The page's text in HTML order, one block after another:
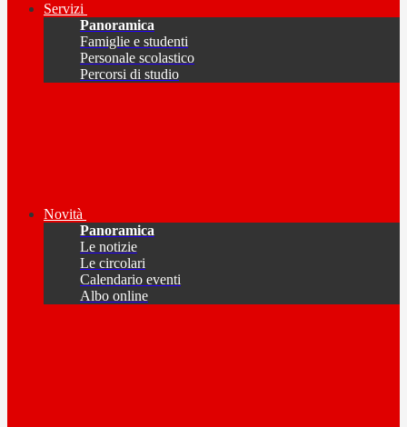
Servizi
Panoramica
Famiglie e studenti
Personale scolastico
Percorsi di studio
Novità
Panoramica
Le notizie
Le circolari
Calendario eventi
Albo online